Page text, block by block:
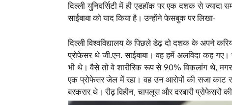
दिल्ली युनिवर्सिटी में ही एडहॉक पर एक दशक से
साईंबाबा को याद किया है। उन्होंने फेसबुक पर लिखा-
दिल्ली विश्वविद्यालय के पिछले डेढ़ दो दशक के अपने
प्रोफेसर थे जी.एन. साईबाबा। वह हमें अलविदा कह
भी थे। वैसे तो वे शारीरिक रूप से 90% विकलांग थे,
एक प्रोफेसर जेल में रहा। वह उन आरोपों की सजा काट
बरकरार थे। रीढ़ विहीन, चापलूस और दरबारी प्रोफेसरों